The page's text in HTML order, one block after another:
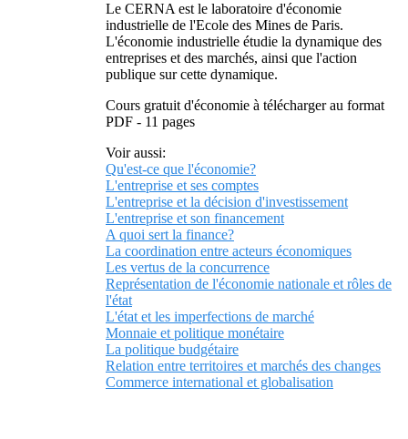
Le CERNA est le laboratoire d'économie
industrielle de l'Ecole des Mines de Paris.
L'économie industrielle étudie la dynamique des
entreprises et des marchés, ainsi que l'action
publique sur cette dynamique.
Cours gratuit d'économie à télécharger au format
PDF - 11 pages
Voir aussi:
Qu'est-ce que l'économie?
L'entreprise et ses comptes
L'entreprise et la décision d'investissement
L'entreprise et son financement
A quoi sert la finance?
La coordination entre acteurs économiques
Les vertus de la concurrence
Représentation de l'économie nationale et rôles de
l'état
L'état et les imperfections de marché
Monnaie et politique monétaire
La politique budgétaire
Relation entre territoires et marchés des changes
Commerce international et globalisation